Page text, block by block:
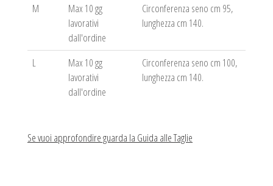
M
Max 10 gg
lavorativi
dall'ordine
Circonferenza seno cm 95,
lunghezza cm 140.
L
Max 10 gg
lavorativi
dall'ordine
Circonferenza seno cm 100,
lunghezza cm 140.
Se vuoi approfondire guarda la Guida alle Taglie